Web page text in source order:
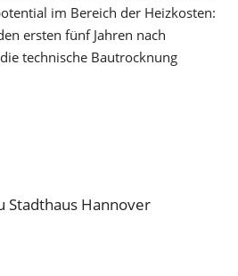
im Bereich der Heizkosten:
ersten fünf Jahren nach
technische Bautrocknung